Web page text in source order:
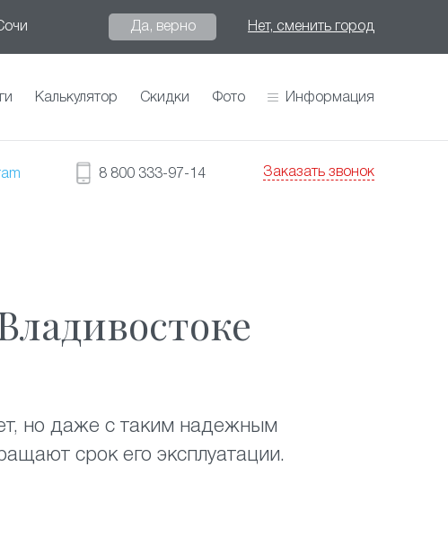
Да, верно Нет, сменить город
Калькулятор Скидки Фото Информация
8 800 333-97-14 Заказать звонок
но даже с таким надежным
срок его эксплуатации.